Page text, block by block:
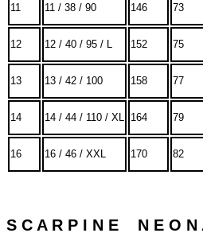
11 11 / 38 / 90 146 73
12 12 / 40 / 95 / L 152 75
13 13 / 42 / 100 158 77
14 14 / 44 / 110 / XL 164 79
16 16 / 46 / XXL 170 82
S C A R P I N E N E O